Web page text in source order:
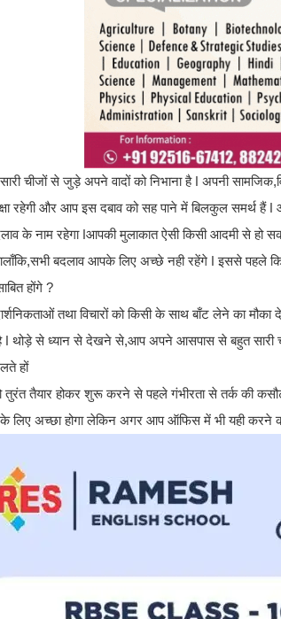
चीजों से जुड़े अपने वादों को निभाना है ǀ अपनी
रहेगी और आप इस दबाव को सह पाने में बिलकुल समर्थ हैं ǀ
के नाम रहेगा ǀआपकी मुलाकात ऐसी किसी आदमी से हो
बदलाव आपके लिए अच्छे नही रहेंगे ǀ इससे
होंगे ?
तथा विचारों को किसी के साथ बाँट लेने का
ǀ थोड़े से ध्यान से देखने से,आप अपने आसपास से बहुत सारी
हों
तुरंत तैयार होकर शुरू करने से पहले गंभीरता से तर्क की
लिए अच्छा होगा लेकिन अगर आप ऑफिस में भी यही करने की